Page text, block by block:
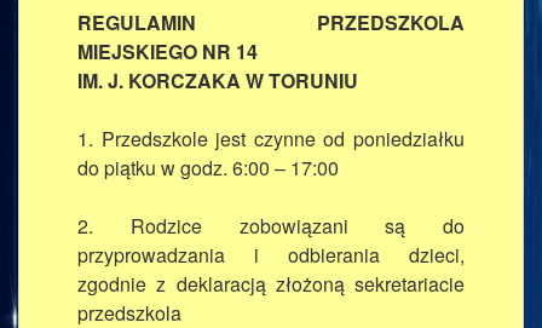
REGULAMIN PRZEDSZKOLA
MIEJSKIEGO NR 14
IM. J. KORCZAKA W TORUNIU
1. Przedszkole jest czynne od poniedziałku
do piątku w godz. 6:00 – 17:00
2. Rodzice zobowiązani są do
przyprowadzania i odbierania dzieci,
zgodnie z deklaracją złożoną sekretariacie
przedszkola